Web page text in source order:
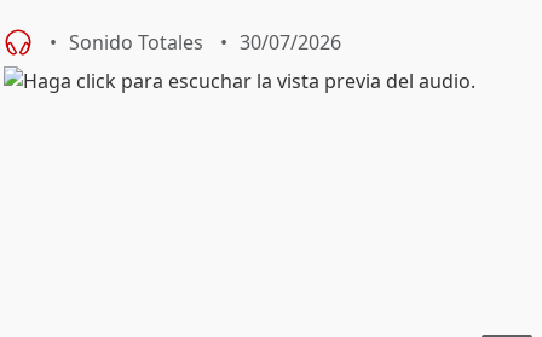
Sonido Totales 30/07/2026